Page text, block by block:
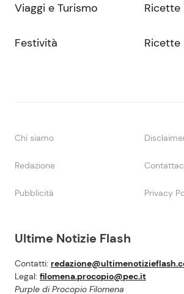
Ultime Notizie Flash
Contatti:
Legal: filomena.procopio@pec.it
Purple di Procopio Filomena
Viaggi e Turismo
Festività
Ricette
Ricette
Chi siamo
Redazione
Pubblicità Privacy